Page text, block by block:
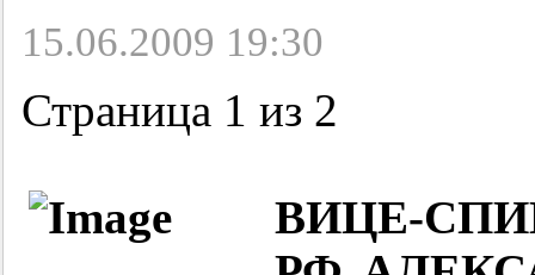
15.06.2009 19:30
Страница 1 из 2
ВИЦЕ-